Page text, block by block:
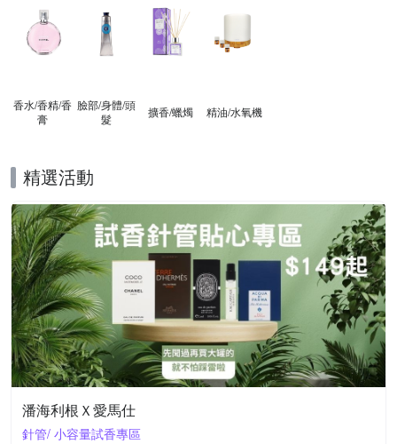
香水/香精/香
膏
臉部/身體/頭
髮
擴香/蠟燭 精油/水氧機
精選活動
潘海利根Ｘ愛馬仕
針管/ 小容量試香專區